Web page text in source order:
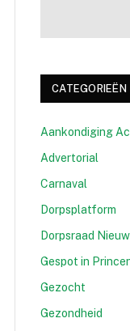
CATEGORIEËN
Aankondiging
Advertorial
Carnaval
Dorpsplatform
Dorpsraad
Gespot in
Gezocht
Gezondheid